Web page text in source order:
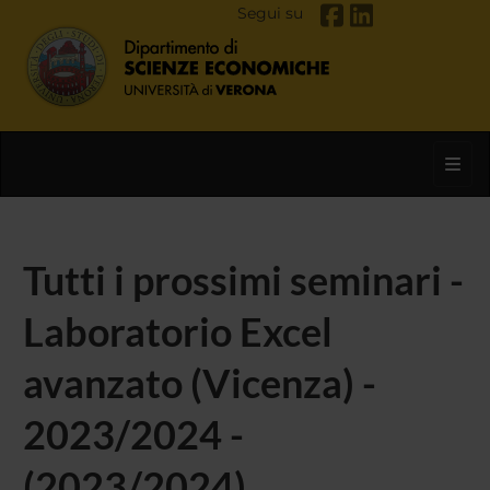
Segui su
Tutti i prossimi seminari -
Laboratorio Excel
avanzato (Vicenza) -
2023/2024 -